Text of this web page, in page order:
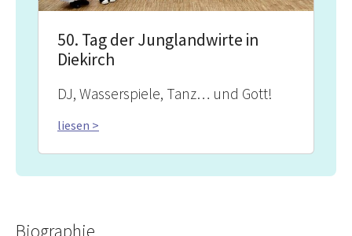
50. Tag der Junglandwirte in
Diekirch
DJ, Wasserspiele, Tanz… und Gott!
liesen >
Biographie